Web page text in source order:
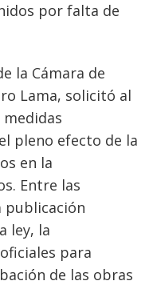
por falta de
la Cámara de
Lama, solicitó al
pleno efecto de la
en la
Entre las
publicación
ley, la
para
de las obras